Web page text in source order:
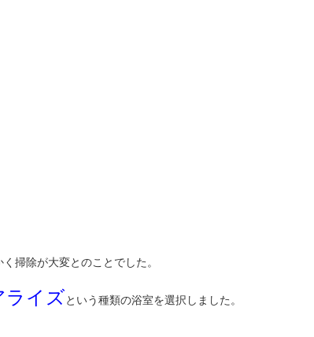
掃除が大変とのことでした。
ライズという種類の浴室を選択しました。